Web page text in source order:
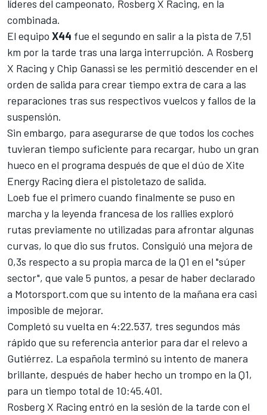
líderes del campeonato, Rosberg X Racing, en la
combinada.
El equipo X44 fue el segundo en salir a la pista de 7,51
km por la tarde tras una larga interrupción. A Rosberg
X Racing y Chip Ganassi se les permitió descender en el
orden de salida para crear tiempo extra de cara a las
reparaciones tras sus respectivos vuelcos y fallos de la
suspensión.
Sin embargo, para asegurarse de que todos los coches
tuvieran tiempo suficiente para recargar, hubo un gran
hueco en el programa después de que el dúo de Xite
Energy Racing diera el pistoletazo de salida.
Loeb fue el primero cuando finalmente se puso en
marcha y la leyenda francesa de los rallies exploró
rutas previamente no utilizadas para afrontar algunas
curvas, lo que dio sus frutos. Consiguió una mejora de
0,3s respecto a su propia marca de la Q1 en el "súper
sector", que vale 5 puntos, a pesar de haber declarado
a Motorsport.com que su intento de la mañana era casi
imposible de mejorar.
Completó su vuelta en 4:22.537, tres segundos más
rápido que su referencia anterior para dar el relevo a
Gutiérrez. La española terminó su intento de manera
brillante, después de haber hecho un trompo en la Q1,
para un tiempo total de 10:45.401.
Rosberg X Racing entró en la sesión de la tarde con el